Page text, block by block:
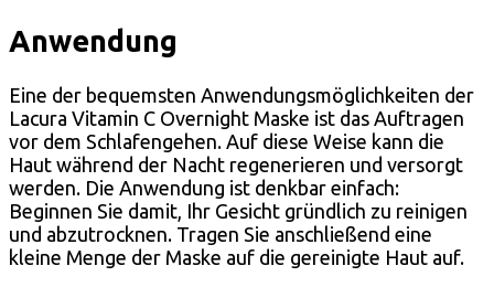
Anwendung
Eine der bequemsten Anwendungsmöglichkeiten der
Lacura Vitamin C Overnight Maske ist das Auftragen
vor dem Schlafengehen. Auf diese Weise kann die
Haut während der Nacht regenerieren und versorgt
werden. Die Anwendung ist denkbar einfach:
Beginnen Sie damit, Ihr Gesicht gründlich zu reinigen
und abzutrocknen. Tragen Sie anschließend eine
kleine Menge der Maske auf die gereinigte Haut auf.